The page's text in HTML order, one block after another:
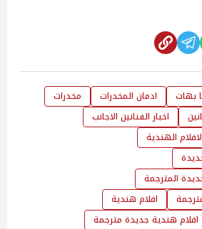
بهات ادمان المخدرات
مخدرات
اخبار الفنانين الاجانب
الهندية
المترجمة
افلام هندية
افلام هندية جديدة مترجمة